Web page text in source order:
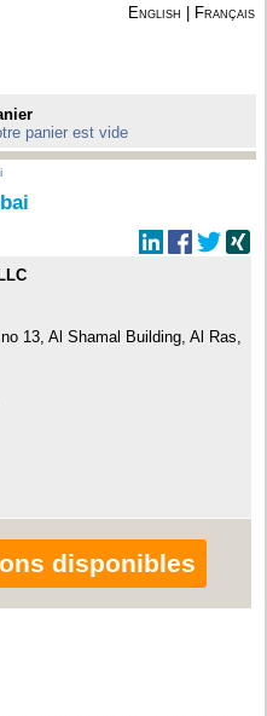
English Français
panier est vide
13, Al Shamal Building, Al Ras,
disponibles